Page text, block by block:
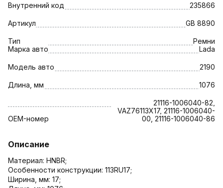
Внутренний код 235866
Артикул GB 8890
Тип
Ремни
Марка авто
Lada
Модель авто 2190
Длина, мм 1076
OEM-номер
21116-1006040-82,
VAZ76113X17, 21116-1006040-
00, 21116-1006040-86
Описание
Материал: HNBR;
Особенности конструкции: 113RU17;
Ширина, мм: 17;